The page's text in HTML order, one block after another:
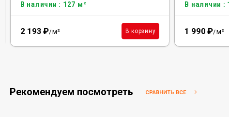
В наличии : 127 м²
2 193 ₽/м² В корзину
В наличии :
1 990 ₽/м²
Рекомендуем посмотреть СРАВНИТЬ ВСЕ